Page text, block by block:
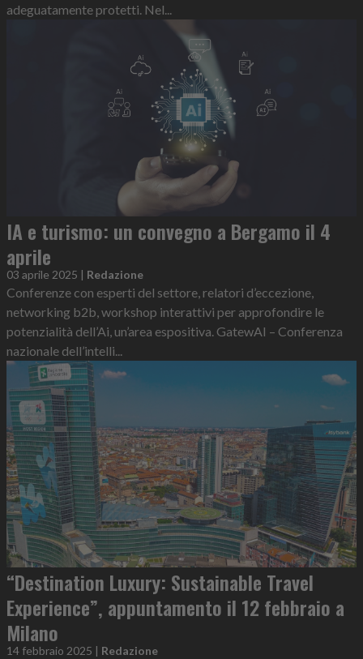
adeguatamente protetti. Nel...
IA e turismo: un convegno a Bergamo il 4
aprile
03 aprile 2025 | Redazione
Conferenze con esperti del settore, relatori d’eccezione,
networking b2b, workshop interattivi per approfondire le
potenzialità dell’Ai, un’area espositiva. GatewAI – Conferenza
nazionale dell’intelli...
“Destination Luxury: Sustainable Travel
Experience”, appuntamento il 12 febbraio a
Milano
14 febbraio 2025 Redazione